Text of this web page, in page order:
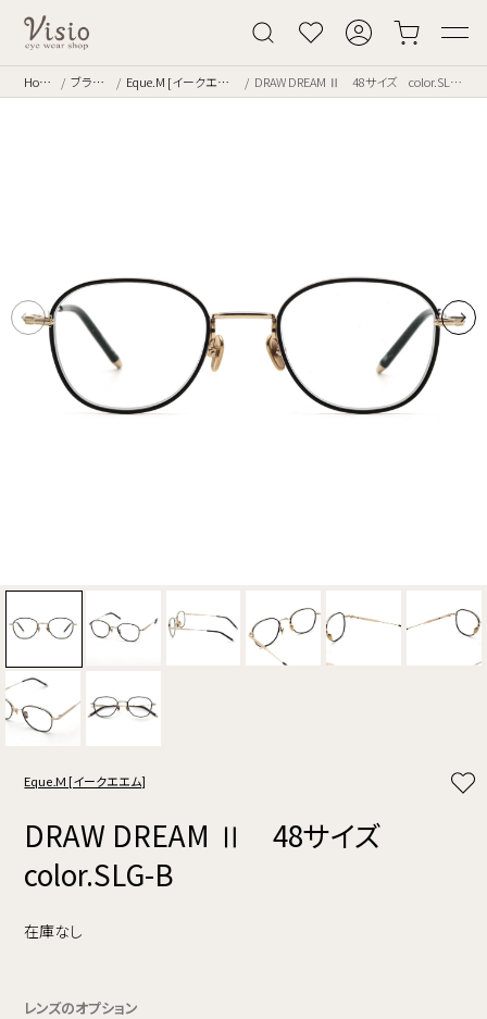
Home ブランド Eque.M [イークエエム] DRAW DREAM Ⅱ 48サイズ color.SLG-B
Eque.M [イークエエム]
DRAW DREAM Ⅱ 48サイズ
color.SLG-B
在庫なし
レンズのオプション